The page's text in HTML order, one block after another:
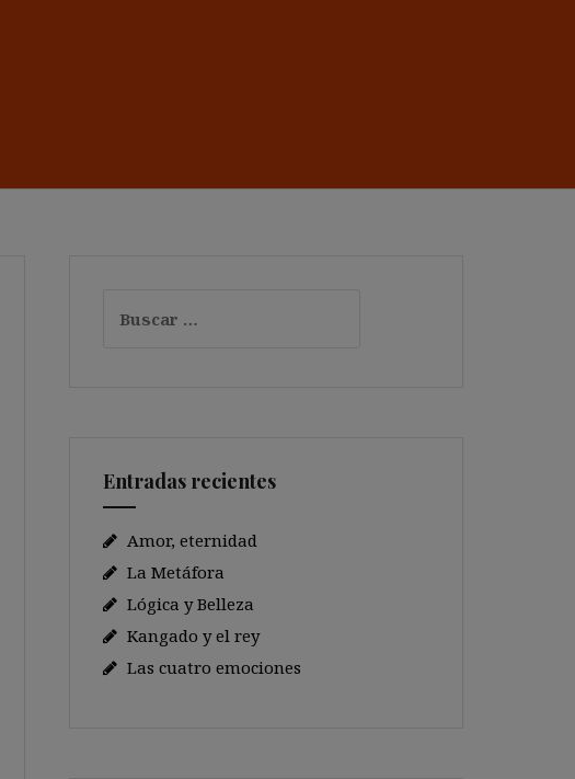
Entradas recientes
Amor, eternidad
La Metáfora
Lógica y Belleza
Kangado y el rey
Las cuatro emociones